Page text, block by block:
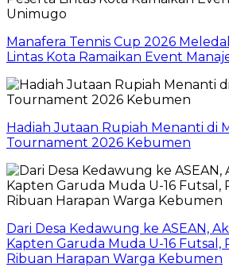
Manafera Tennis Cup 2026
Lintas Kota Ramaikan Event
Hadiah Jutaan Rupiah Menanti di
Tournament 2026 Kebumen
Dari Desa Kedawung ke ASEAN,
Kapten Garuda Muda U-16
Ribuan Harapan Warga Kebumen